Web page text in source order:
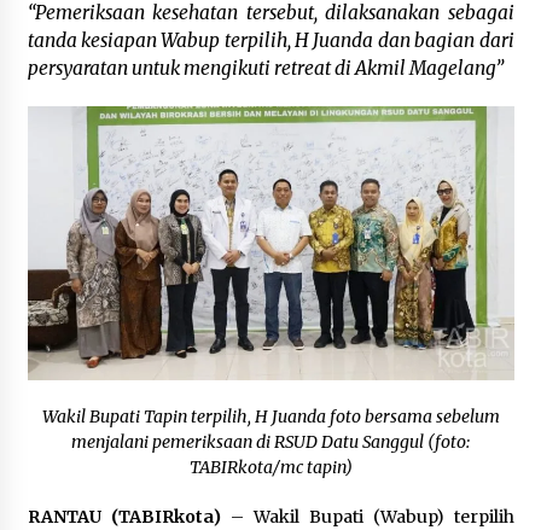
Sekda Tapin Komitmen Tingkatkan Layanan
Kesehatan
Agustus 4, 2026
Kejari HST Musnahkan Barang Bukti 27 Perkara
Inkracht van Gewisjde
Agustus 4, 2026
Pelajar di HST Musnahkan Barang Bukti
Kejaksaan, Ada Apa?
Agustus 4, 2026
“Pemeriksaan kesehatan tersebut, dilaksanakan sebagai
tanda kesiapan Wabup terpilih, H Juanda dan bagian dari
persyaratan untuk mengikuti retreat di Akmil Magelang”
Wakil Bupati Tapin terpilih, H Juanda foto bersama sebelum
menjalani pemeriksaan di RSUD Datu Sanggul (foto:
TABIRkota/mc tapin)
RANTAU (TABIRkota) – Wakil Bupati (Wabup) terpilih